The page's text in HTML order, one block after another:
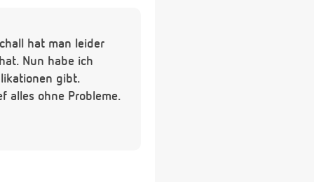
hat man leider
Nun habe ich
gibt.
alles ohne Probleme.